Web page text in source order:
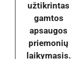
užtikrintas
gamtos
apsaugos
priemonių
laikymasis.